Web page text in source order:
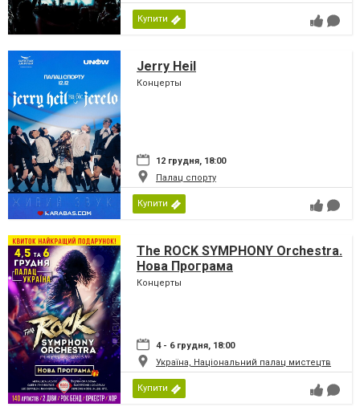
Купити
Jerry Heil
Концерты
12 грудня, 18:00
Палац спорту
Купити
The ROCK SYMPHONY Orchestra.
Нова Програма
Концерты
4 - 6 грудня, 18:00
Україна, Національний палац мистецтв
Купити